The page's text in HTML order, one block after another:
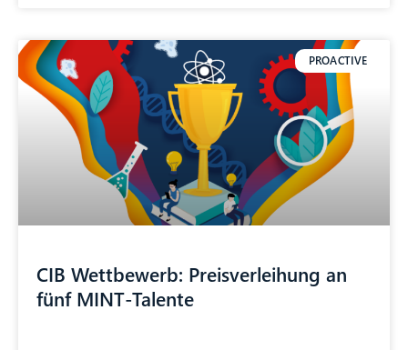
PROACTIVE
CIB Wettbewerb: Preisverleihung an
fünf MINT-Talente